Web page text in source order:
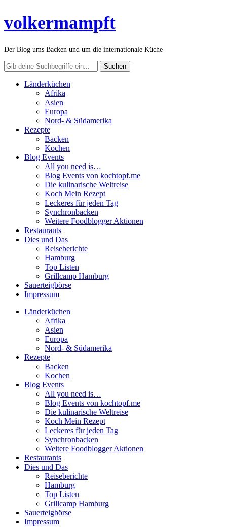
volkermampft
Der Blog ums Backen und um die internationale Küche
Länderküchen
Afrika
Asien
Europa
Nord- & Südamerika
Rezepte
Backen
Kochen
Blog Events
All you need is…
Blog Events von kochtopf.me
Die kulinarische Weltreise
Koch Mein Rezept
Leckeres für jeden Tag
Synchronbacken
Weitere Foodblogger Aktionen
Restaurants
Dies und Das
Reiseberichte
Hamburg
Top Listen
Grillcamp Hamburg
Sauerteigbörse
Impressum
Länderküchen
Afrika
Asien
Europa
Nord- & Südamerika
Rezepte
Backen
Kochen
Blog Events
All you need is…
Blog Events von kochtopf.me
Die kulinarische Weltreise
Koch Mein Rezept
Leckeres für jeden Tag
Synchronbacken
Weitere Foodblogger Aktionen
Restaurants
Dies und Das
Reiseberichte
Hamburg
Top Listen
Grillcamp Hamburg
Sauerteigbörse
Impressum